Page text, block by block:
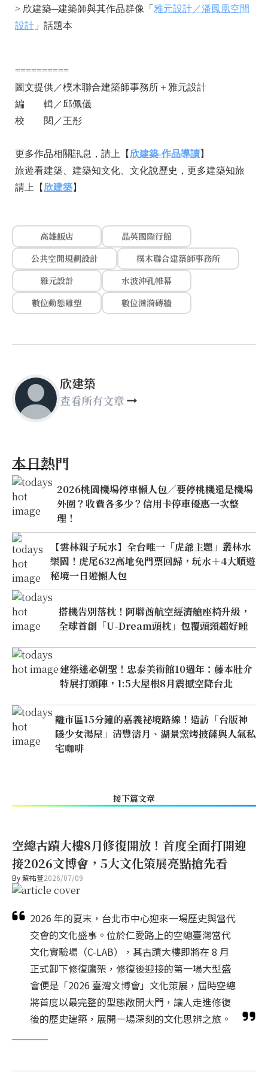
> 欣建築─建築師與其作品群像「 雅元設計／潘鳳凰空間
設計 」話題本
==========
圖文提供／樸木聯合建築師事務所＋雅元設計
編 輯／邱佩儀
校 閱／王彤
更多作品相關訊息，請上【 欣建築-作品導讀】
旅遊看建築、建築知文化、文化說歷史，更多建築知旅
請上【 欣建築】
高雄飯店
晶英國際行館
公共空間規劃設計
樸木聯合建築師事務所
雅元設計
水波沖孔帷幕
數位動態雕塑
數位漣漪磚牆
欣建築
查看所有文章
本日熱門
2026桃園機場停車懶人包／要停桃機還是機場
外圍？收費各多少？信用卡停車優惠一次整
理！
【雲林親子玩水】全台唯一「虎爺主題」叢林水
樂園！虎尾632高地免門票回歸，玩水＋4大順遊
秘境一日遊懶人包
搭機告別落枕！阿聯酋航空經濟艙座椅升級，
全球首創「U-Dream頭枕」包覆頭頸超好睡
建築迷必朝聖！忠泰美術館10週年：藤本壯介
特展打頭陣，1:5大屋根8月震撼空降台北
離市區15分鐘的嘉義祕境路線！造訪「台版神
隱少女湯屋」清豐濤月、湖景窯烤披薩與人氣私
宅咖啡
接下篇文章
空總古蹟大樓8月修復開放！首度全面打開迎
接2026文博會，5大文化策展亮點搶先看
By蘇祐萱2026/07/09
2026 年的夏末，台北市中心迎來一場歷史與當代
交會的文化盛事。位於仁愛路上的空總臺灣當代
文化實驗場（C-LAB），其古蹟大樓即將在 8 月
正式卸下修復鷹架，修復後迎接的第一場大型盛
會便是「2026 臺灣文博會」文化策展，屆時空總
將首度以最完整的型態敞開大門，讓人走進修復
後的歷史建築，展開一場深刻的文化思辨之旅。